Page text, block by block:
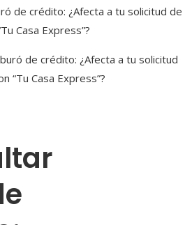
de crédito: ¿Afecta a tu solicitud de
Casa Express”?